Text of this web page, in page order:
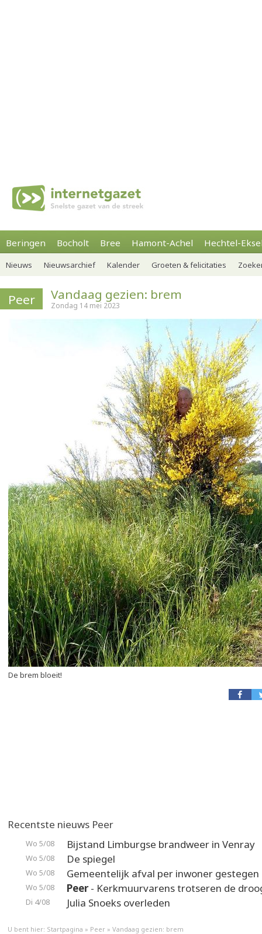
Beringen Bocholt Bree Hamont-Achel Hechtel-
Nieuws Nieuwsarchief Kalender Groeten & felicitaties
Peer Vandaag gezien: brem
Zondag 14 mei 2023
De brem bloeit!
Recentste nieuws Peer
Wo 5/08 Bijstand Limburgse brandweer in Venray
Wo 5/08 De spiegel
Wo 5/08 Gemeentelijk afval per inwoner gestegen
Wo 5/08 Peer- Kerkmuurvarens trotseren de
Di 4/08 Julia Snoeks overleden
U bent hier: Startpagina » Peer » Vandaag gezien: brem